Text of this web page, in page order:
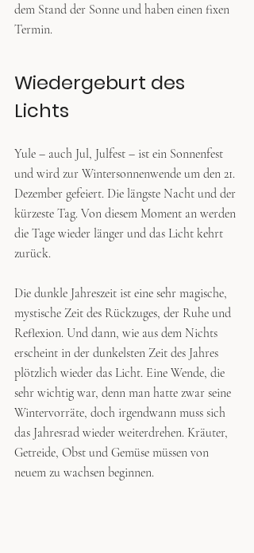
dem Stand der Sonne und haben einen fixen
Termin.
Wiedergeburt des
Lichts
Yule – auch Jul, Julfest – ist ein Sonnenfest
und wird zur Wintersonnenwende um den 21.
Dezember gefeiert. Die längste Nacht und der
kürzeste Tag. Von diesem Moment an werden
die Tage wieder länger und das Licht kehrt
zurück.
Die dunkle Jahreszeit ist eine sehr magische,
mystische Zeit des Rückzuges, der Ruhe und
Reflexion. Und dann, wie aus dem Nichts
erscheint in der dunkelsten Zeit des Jahres
plötzlich wieder das Licht. Eine Wende, die
sehr wichtig war, denn man hatte zwar seine
Wintervorräte, doch irgendwann muss sich
das Jahresrad wieder weiterdrehen. Kräuter,
Getreide, Obst und Gemüse müssen von
neuem zu wachsen beginnen.